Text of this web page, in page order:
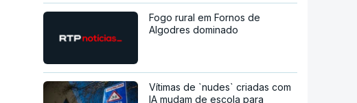
Fogo rural em Fornos de
Algodres dominado
Vítimas de `nudes` criadas com
IA mudam de escola para